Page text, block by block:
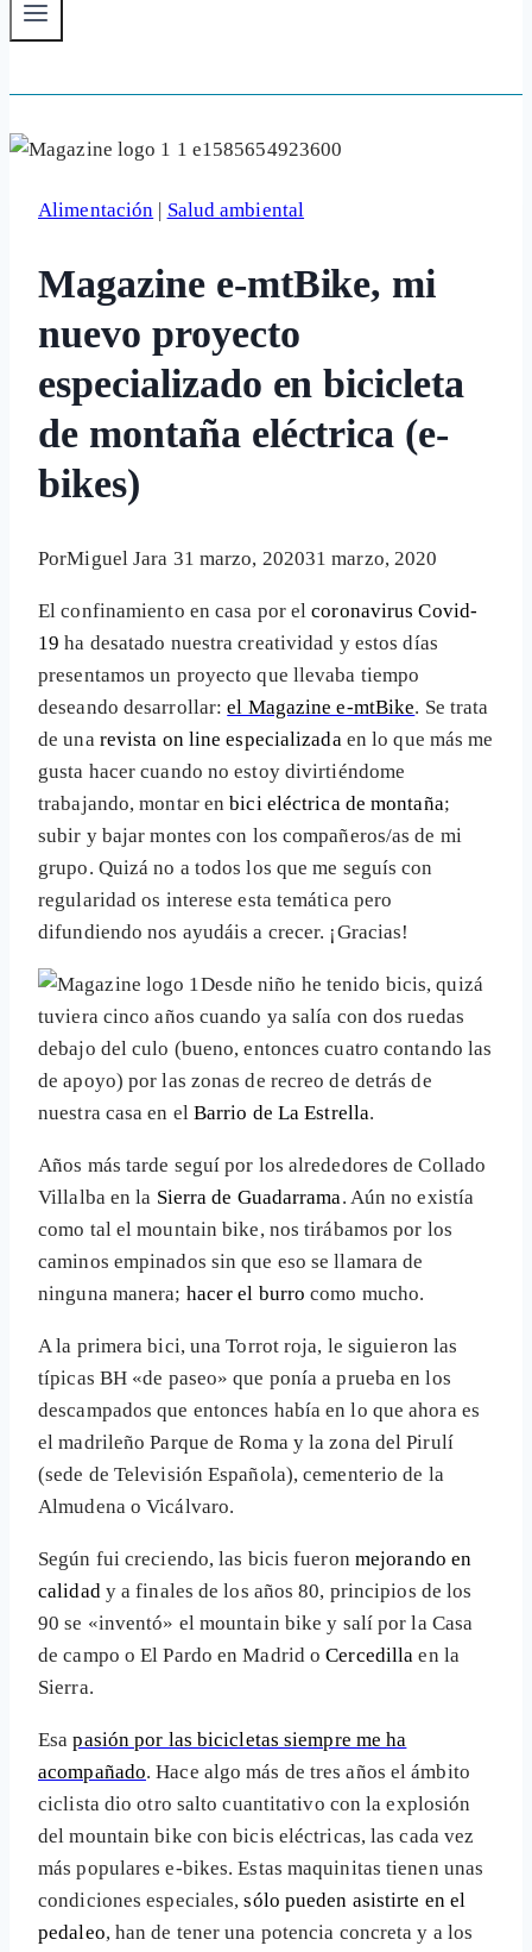
Alimentación | Salud ambiental
Magazine e-mtBike, mi
nuevo proyecto
especializado en bicicleta
de montaña eléctrica (e-
bikes)
PorMiguel Jara 31 marzo, 202031 marzo, 2020
El confinamiento en casa por elcoronavirus Covid-
19 ha desatado nuestra creatividad y estos días
presentamos un proyecto que llevaba tiempo
deseando desarrollar:el Magazine e-mtBike. Se trata
de una revista on line especializadaen lo que más me
gusta hacer cuando no estoy divirtiéndome
trabajando, montar enbici eléctrica de montaña;
subir y bajar montes con los compañeros/as de mi
grupo. Quizá no a todos los que me seguís con
regularidad os interese esta temática pero
difundiendo nos ayudáis a crecer. ¡Gracias!
Desde niño he tenido bicis, quizá
tuviera cinco años cuando ya salía con dos ruedas
debajo del culo (bueno, entonces cuatro contando las
de apoyo) por las zonas de recreo de detrás de
nuestra casa en el Barrio de La Estrella.
Años más tarde seguí por los alrededores de Collado
Villalba en la Sierra de Guadarrama. Aún no existía
como tal el mountain bike, nos tirábamos por los
caminos empinados sin que eso se llamara de
ninguna manera; hacer el burro como mucho.
A la primera bici, una Torrot roja, le siguieron las
típicas BH «de paseo» que ponía a prueba en los
descampados que entonces había en lo que ahora es
el madrileño Parque de Roma y la zona del Pirulí
(sede de Televisión Española), cementerio de la
Almudena o Vicálvaro.
Según fui creciendo, las bicis fueron mejorando en
calidady a finales de los años 80, principios de los
90 se «inventó» el mountain bike y salí por la Casa
de campo o El Pardo en Madrid oCercedilla en la
Sierra.
Esapasión por las bicicletas siempre me ha
acompañado. Hace algo más de tres años el ámbito
ciclista dio otro salto cuantitativo con la explosión
del mountain bike con bicis eléctricas, las cada vez
más populares e-bikes. Estas maquinitas tienen unas
condiciones especiales,sólo pueden asistirte en el
pedaleo, han de tener una potencia concreta y a los